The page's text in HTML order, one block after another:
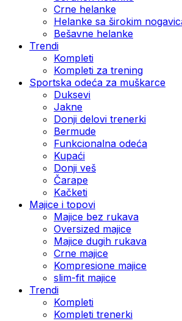
Crne helanke
Helanke sa širokim
Bešavne helanke
Trendi
Kompleti
Kompleti za trening
Sportska odeća za muškarce
Duksevi
Jakne
Donji delovi trenerki
Bermude
Funkcionalna odeća
Kupaći
Donji veš
Čarape
Kačketi
Majice i topovi
Majice bez rukava
Oversized majice
Majice dugih rukava
Crne majice
Kompresione majice
slim-fit majice
Trendi
Kompleti
Kompleti trenerki